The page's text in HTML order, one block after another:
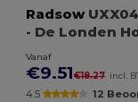
RadsowUXX04
- De Londen
Vanaf
€9.51€18.27 incl.
4.5 12